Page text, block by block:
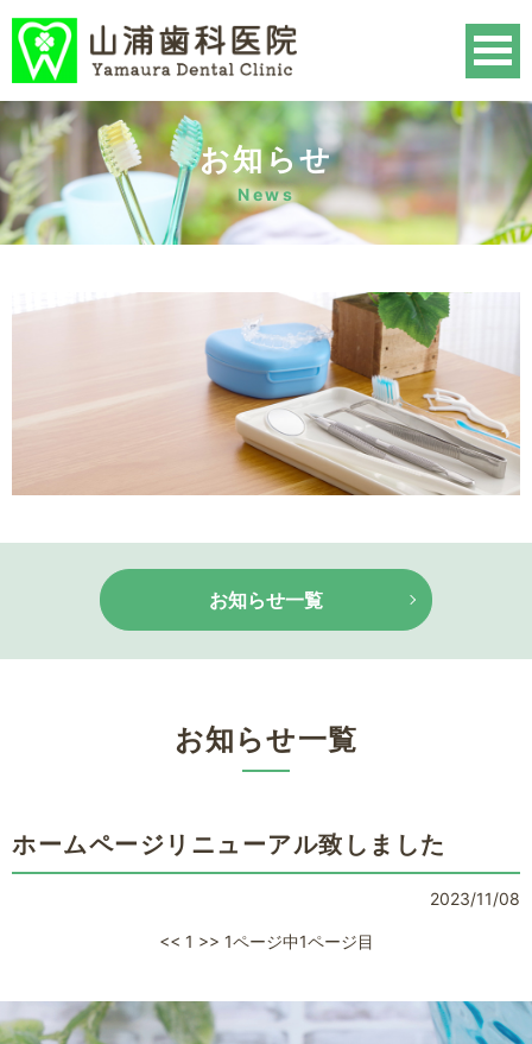
お知らせ
News
お知らせ一覧
お知らせ一覧
ホームページリニューアル致しました
2023/11/08
<< 1 >> 1ページ中1ページ目